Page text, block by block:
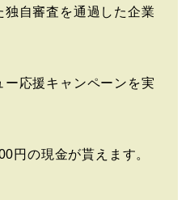
独自審査を通過した企業
ー応援キャンペーンを実
円の現金が貰えます。